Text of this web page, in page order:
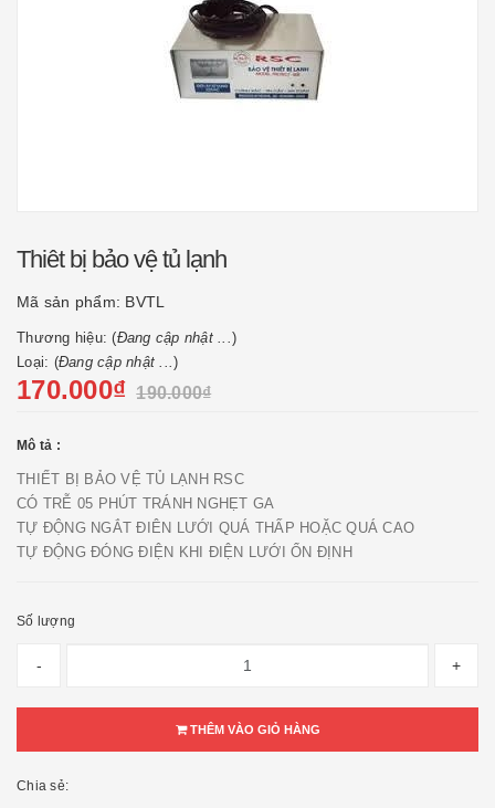
Thiêt bị bảo vệ tủ lạnh
Mã sản phẩm: BVTL
Thương hiệu: (Đang cập nhật ...)
Loại: (Đang cập nhật ...)
170.000₫ 190.000₫
Mô tả :
THIẾT BỊ BẢO VỆ TỦ LẠNH RSC
CÓ TRỄ 05 PHÚT TRÁNH NGHẸT GA
TỰ ĐỘNG NGẮT ĐIÊN LƯỚI QUÁ THẤP HOẶC QUÁ CAO
TỰ ĐỘNG ĐÓNG ĐIỆN KHI ĐIỆN LƯỚI ỔN ĐỊNH
Số lượng
- +
THÊM VÀO GIỎ HÀNG
Chia sẻ: